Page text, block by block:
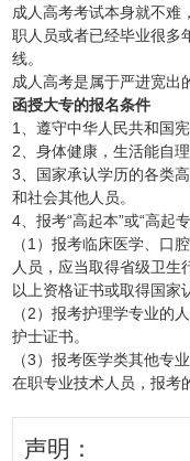
成人高考考试本身就不难
职人员或者已经毕业很多
线。
成人高考是属于严进宽出
函授大专的报名条件
1、遵守中华人民共和国宪
2、身体健康，生活能自
3、国家承认学历的各类
和社会其他人员。
4、报考“高起本”或“高起
（1）报考临床医学、口
人员，应当取得省级卫生
以上资格证书或取得国家
（2）报考护理学专业的
护士证书。
（3）报考医学类其他专
在职专业技术人员，报考
声明：